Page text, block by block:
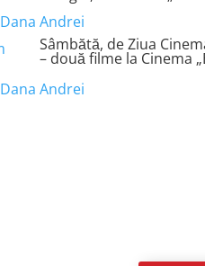
Dana Andrei
Sâmbătă, de Ziua
– două filme la Cinema
Dana Andrei